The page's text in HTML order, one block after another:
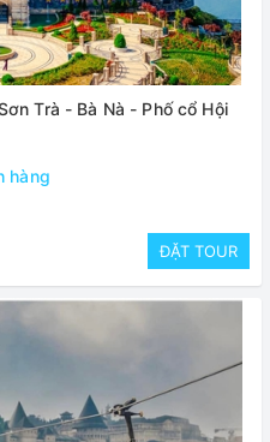
Trà - Bà Nà - Phố cổ Hội
hàng
ĐẶT TOUR